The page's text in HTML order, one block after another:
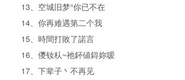
13、空城旧梦°你已不在
14、你再难遇第二个我
15、時間打敗了諾言
16、儍钕朲~祂鈈値鍀妳嗳
17、下辈子丶不再见